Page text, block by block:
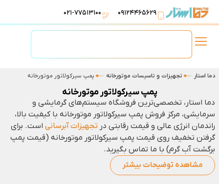
۰۹۱۲۴۴۶۵۶۲۹ ۰۲۱-۷۷۵۱۳۱۰۰
دما استار تجهیزات و تاسیسات موتورخانه پمپ سیرکولاتور موتورخانه
پمپ سیرکولاتور موتورخانه
دما استار، تخصصی‌ترین فروشگاه سیستم‌های گرمایشی و
سرمایشی، مرکز فروش پمپ سیرکولاتور موتورخانه با کیفیت بالا،
راندمان انرژی عالی و قیمت رقابتی در تجهیزات آبرسانی است. برای
گرفتن تخفیف روی قیمت پمپ سیرکولاتور موتورخانه (قیمت پمپ
برگشت آب گرم) با ما تماس بگیرید.
مشاهده توضیحات بیشتر